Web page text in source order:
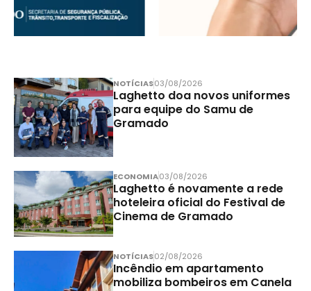
NOTÍCIAS03/08/2026
Laghetto doa novos uniformes
para equipe do Samu de
Gramado
ECONOMIA03/08/2026
Laghetto é novamente a rede
hoteleira oficial do Festival de
Cinema de Gramado
NOTÍCIAS02/08/2026
Incêndio em apartamento
mobiliza bombeiros em Canela